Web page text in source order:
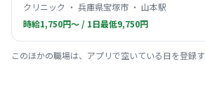
クリニック ・ 兵庫県宝塚市 ・ 山本駅
時給1,750円〜 / 1日最低9,750円
このほかの職場は、アプリで空いている日を登録